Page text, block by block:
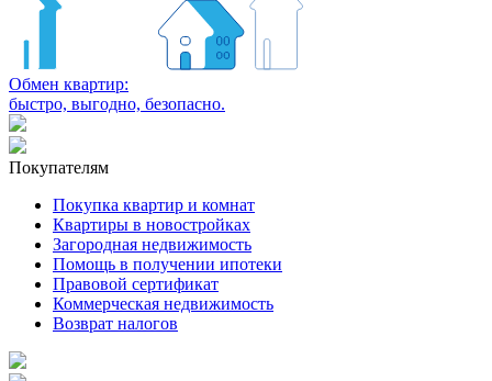
Обмен квартир:
быстро, выгодно, безопасно.
Покупателям
Покупка квартир и комнат
Квартиры в новостройках
Загородная недвижимость
Помощь в получении ипотеки
Правовой сертификат
Коммерческая недвижимость
Возврат налогов